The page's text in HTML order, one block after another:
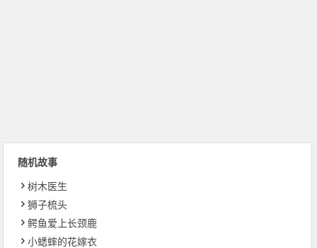
随机故事
树木医生
狮子梳头
鳄鱼爱上长颈鹿
小蟋蟀的花嫁衣